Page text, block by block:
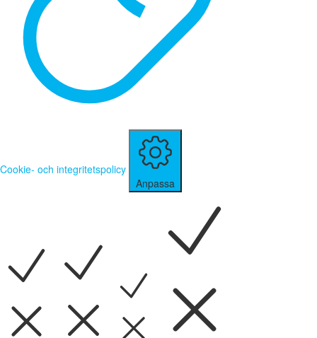
Cookie- och integritetspolicy
Anpassa